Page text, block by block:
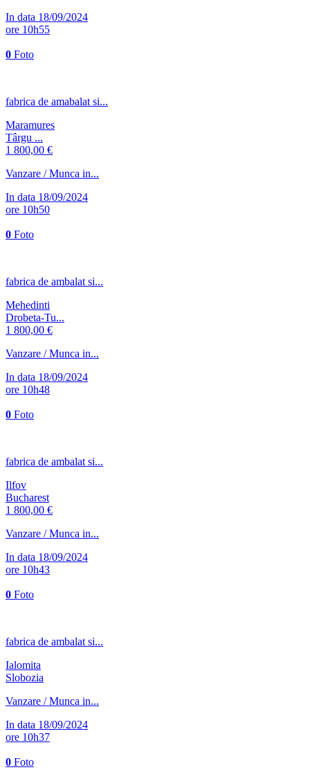
In data 18/09/2024
ore 10h55
0 Foto
fabrica de amabalat si...
Maramures
Târgu ...
1 800,00 €
Vanzare / Munca in...
In data 18/09/2024
ore 10h50
0 Foto
fabrica de ambalat si...
Mehedinti
Drobeta-Tu...
1 800,00 €
Vanzare / Munca in...
In data 18/09/2024
ore 10h48
0 Foto
fabrica de ambalat si...
Ilfov
Bucharest
1 800,00 €
Vanzare / Munca in...
In data 18/09/2024
ore 10h43
0 Foto
fabrica de ambalat si...
Ialomita
Slobozia
Vanzare / Munca in...
In data 18/09/2024
ore 10h37
0 Foto